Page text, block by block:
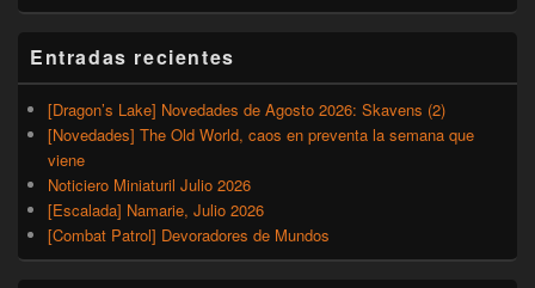
Entradas recientes
[Dragon’s Lake] Novedades de Agosto 2026: Skavens (2)
[Novedades] The Old World, caos en preventa la semana que
viene
Noticiero Miniaturil Julio 2026
[Escalada] Namarie, Julio 2026
[Combat Patrol] Devoradores de Mundos